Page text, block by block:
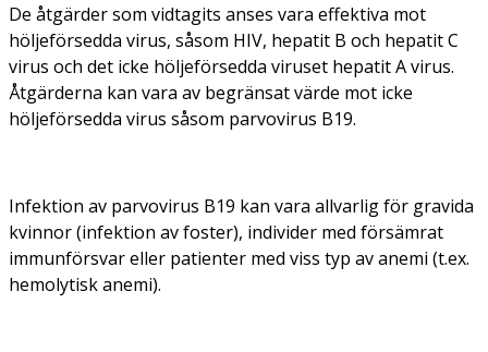
De åtgärder som vidtagits anses vara effektiva mot
höljeförsedda virus, såsom HIV, hepatit B och hepatit C
virus och det icke höljeförsedda viruset hepatit A virus.
Åtgärderna kan vara av begränsat värde mot icke
höljeförsedda virus såsom parvovirus B19.
Infektion av parvovirus B19 kan vara allvarlig för gravida
kvinnor (infektion av foster), individer med försämrat
immunförsvar eller patienter med viss typ av anemi (t.ex.
hemolytisk anemi).